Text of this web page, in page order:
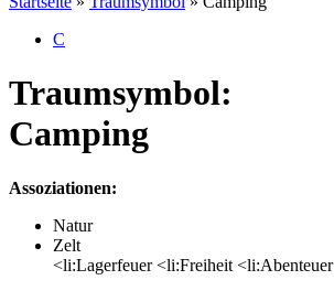
C
Traumsymbol:
Camping
Assoziationen:
Natur
Zelt
<li:Lagerfeuer <li:Freiheit <li:Abenteuer